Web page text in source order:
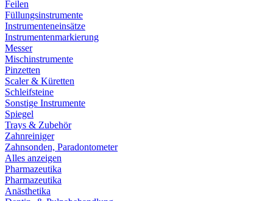
Feilen
Füllungsinstrumente
Instrumenteneinsätze
Instrumentenmarkierung
Messer
Mischinstrumente
Pinzetten
Scaler & Küretten
Schleifsteine
Sonstige Instrumente
Spiegel
Trays & Zubehör
Zahnreiniger
Zahnsonden, Paradontometer
Alles anzeigen
Pharmazeutika
Pharmazeutika
Anästhetika